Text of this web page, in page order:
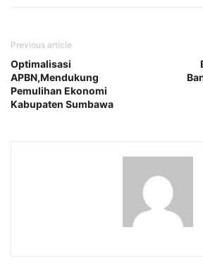
Previous article
Optimalisasi
APBN,Mendukung
Pemulihan Ekonomi
Kabupaten Sumbawa